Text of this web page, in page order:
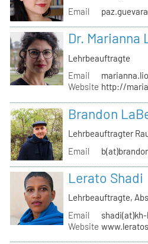
Email
Dr. Marianna
Lehrbeauftragte
Email
Website http://
Brandon
Lehrbeauftragter
Email
Lerato Shadi
Lehrbeauftragte,
Email
Website